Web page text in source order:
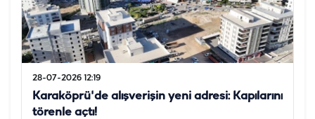
28-07-2026 12:19
Karaköprü'de alışverişin yeni adresi: Kapılarını
törenle açtı!